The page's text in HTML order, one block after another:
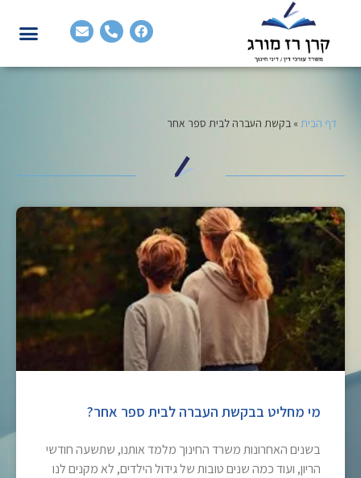
דף הבית » בקשת העברה לבית ספר אחר
מי מחליט בבקשת העברה לבית ספר אחר?
בשנים האחרונות משרד החינוך מלמד אותנו, שתשעה חודשי
הריון, ועוד כמה שנים טובות של גידול הילדים, לא מקנים לנו